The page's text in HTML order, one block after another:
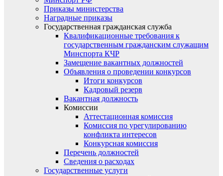
Приказы министерства
Наградные приказы
Государственная гражданская служба
Квалификационные требования к
государственным гражданским служащим
Минспорта КЧР
Замещение вакантных должностей
Объявления о проведении конкурсов
Итоги конкурсов
Кадровый резерв
Вакантная должность
Комиссии
Аттестационная комиссия
Комиссия по урегулированию
конфликта интересов
Конкурсная комиссия
Перечень должностей
Сведения о расходах
Государственные услуги